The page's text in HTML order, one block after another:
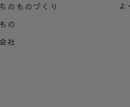
のものづくり
の
社
よ